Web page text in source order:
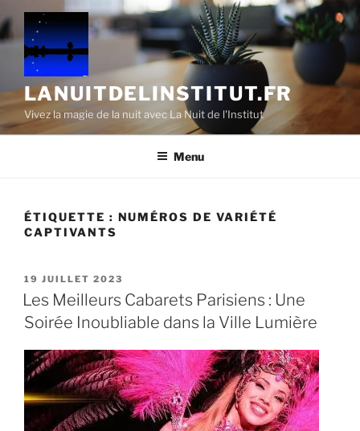
Aller
au
contenu
principal
LANUITDELINSTITUT.FR
Vivez la magie de la nuit avec La Nuit de l'Institut
Menu
ÉTIQUETTE : NUMÉROS DE VARIÉTÉ
CAPTIVANTS
PUBLIÉ
LE
19 JUILLET 2023
Les Meilleurs Cabarets Parisiens : Une
Soirée Inoubliable dans la Ville Lumière